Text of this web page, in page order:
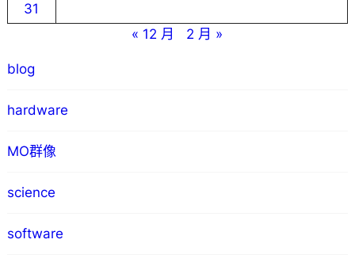
31
« 12 月
2 月 »
blog
hardware
MO群像
science
software